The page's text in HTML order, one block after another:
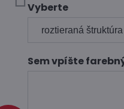
Vyberte
Sem vpíšte